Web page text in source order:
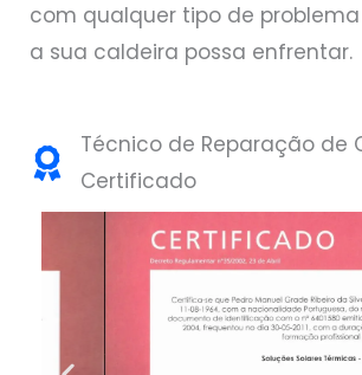
com qualquer tipo de
a sua caldeira possa enfrentar.
Técnico de Reparação de
Certificado